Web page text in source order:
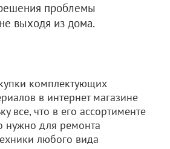
проблемы
выходя из дома.
комплектующих
в интернет магазине
все, что в его ассортименте
нужно для ремонта
любого вида